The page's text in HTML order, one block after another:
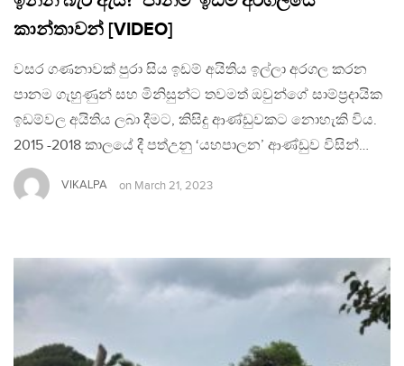
කාන්තාවන් [VIDEO]
වසර ගණනාවක් පුරා සිය ඉඩම් අයිතිය ඉල්ලා අරගල කරන
පානම ගැහුණුන් සහ මිනිසුන්ට තවමත් ඔවුන්ගේ සාම්ප්‍රදායික
ඉඩම්වල අයිතිය ලබා දීමට, කිසිදු ආණ්ඩුවකට නොහැකි විය.
2015 -2018 කාලයේ දී පත්උනු ‘යහපාලන’ ආණ්ඩුව විසින්…
VIKALPA on March 21, 2023